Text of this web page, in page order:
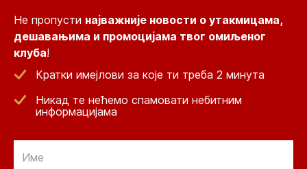
Не пропусти најважније новости о утакмицама,
дешавањима и промоцијама твог омиљеног
клуба!
Кратки имејлови за које ти треба 2 минута
Никад те нећемо спамовати небитним
информацијама